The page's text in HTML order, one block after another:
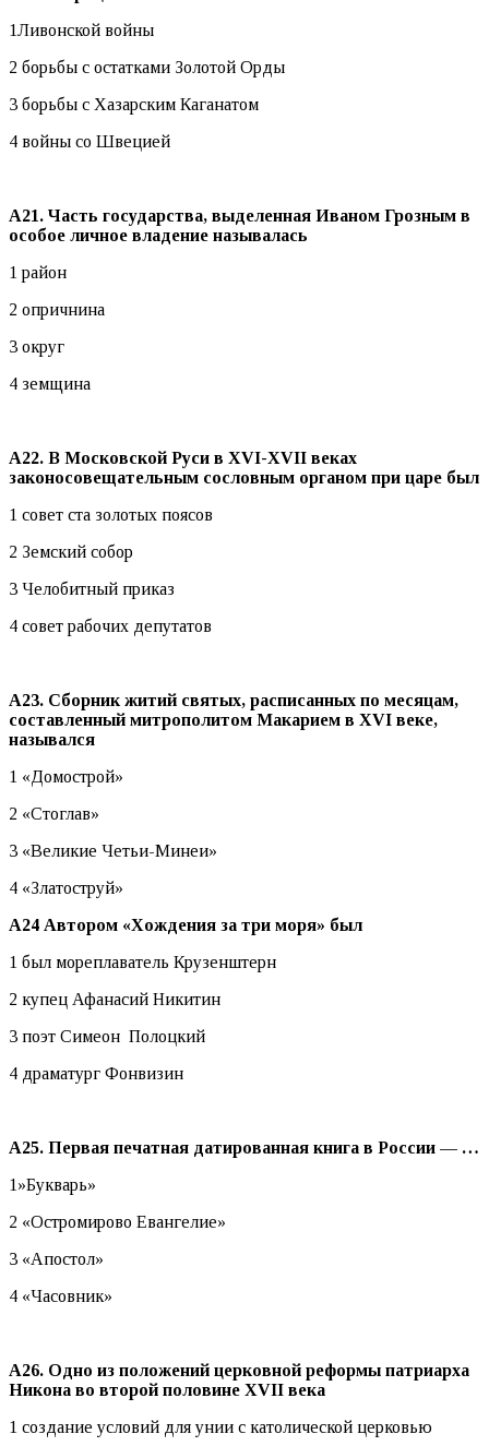
1Ливонской войны
2 борьбы с остатками Золотой Орды
3 борьбы с Хазарским Каганатом
4 войны со Швецией
А21. Часть государства, выделенная Иваном Грозным в
особое личное владение называлась
1 район
2 опричнина
3 округ
4 земщина
А22. В Московской Руси в XVI-XVII веках
законосовещательным сословным органом при царе был
1 совет ста золотых поясов
2 Земский собор
3 Челобитный приказ
4 совет рабочих депутатов
А23. Сборник житий святых, расписанных по месяцам,
составленный митрополитом Макарием в XVI веке,
назывался
1 «Домострой»
2 «Стоглав»
3 «Великие Четьи-Минеи»
4 «Златоструй»
А24 Автором «Хождения за три моря» был
1 был мореплаватель Крузенштерн
2 купец Афанасий Никитин
3 поэт Симеон Полоцкий
4 драматург Фонвизин
А25. Первая печатная датированная книга в России — …
1»Букварь»
2 «Остромирово Евангелие»
3 «Апостол»
4 «Часовник»
А26. Одно из положений церковной реформы патриарха
Никона во второй половине XVII века
1 создание условий для унии с католической церковью